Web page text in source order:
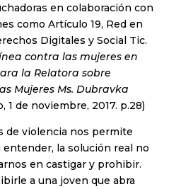
en colaboración con
como Artículo 19, Red en
Digitales y Social Tic.
contra las mujeres en
la Relatora sobre
Mujeres Ms. Dubravka
1 de noviembre, 2017. p.28)
de violencia nos permite
entender, la solución real no
en castigar y prohibir.
a una joven que abra